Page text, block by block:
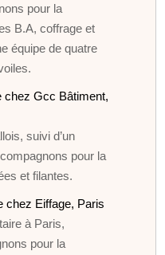
pour la
B.A, coffrage et
équipe de quatre
chez Gcc Bâtiment,
suivi d’un
pour la
et filantes.
chez Eiffage, Paris
à Paris,
pour la